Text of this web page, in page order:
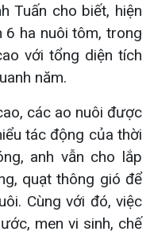
Tuấn cho biết, hiện
6 ha nuôi tôm, trong
với tổng diện tích
năm.
các ao nuôi được
tác động của thời
anh vẫn cho lắp
quạt thông gió để
Cùng với đó, việc
men vi sinh, chế